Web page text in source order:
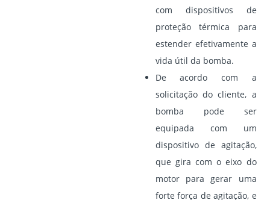
com dispositivos de
proteção térmica para
estender efetivamente a
vida útil da bomba.
De acordo com a
solicitação do cliente, a
bomba pode ser
equipada com um
dispositivo de agitação,
que gira com o eixo do
motor para gerar uma
forte força de agitação, e